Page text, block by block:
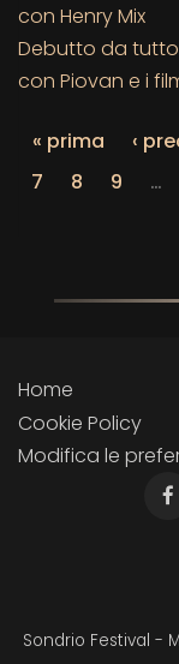
con Henry Mix
Debutto da tutto
con Piovan e i
« prima ‹
7
8 9 …
Home
Cookie Policy
Modifica le
Sondrio Festival -